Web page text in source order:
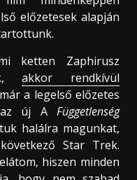
előzetesek alapján
ketten Zaphirusz
akkor rendkívül
a legelső előzetes
az új AFüggetlenség
halálra magunkat,
Star Trek.
hiszen minden